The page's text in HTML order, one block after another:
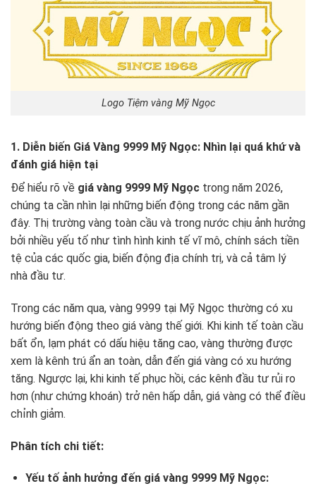
Logo Tiệm vàng Mỹ Ngọc
1. Diễn biến Giá Vàng 9999 Mỹ Ngọc: Nhìn lại quá khứ và
đánh giá hiện tại
Để hiểu rõ về giá vàng 9999 Mỹ Ngọc trong năm 2026,
chúng ta cần nhìn lại những biến động trong các năm gần
đây. Thị trường vàng toàn cầu và trong nước chịu ảnh hưởng
bởi nhiều yếu tố như tình hình kinh tế vĩ mô, chính sách tiền
tệ của các quốc gia, biến động địa chính trị, và cả tâm lý
nhà đầu tư.
Trong các năm qua, vàng 9999 tại Mỹ Ngọc thường có xu
hướng biến động theo giá vàng thế giới. Khi kinh tế toàn cầu
bất ổn, lạm phát có dấu hiệu tăng cao, vàng thường được
xem là kênh trú ẩn an toàn, dẫn đến giá vàng có xu hướng
tăng. Ngược lại, khi kinh tế phục hồi, các kênh đầu tư rủi ro
hơn (như chứng khoán) trở nên hấp dẫn, giá vàng có thể điều
chỉnh giảm.
Phân tích chi tiết:
Yếu tố ảnh hưởng đến giá vàng 9999 Mỹ Ngọc: